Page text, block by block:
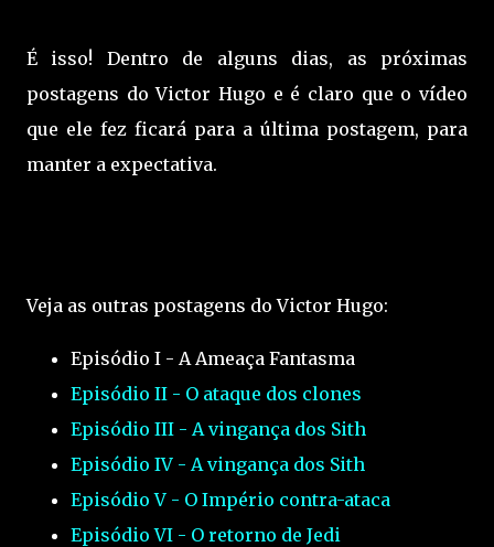
É isso! Dentro de alguns dias, as próximas
postagens do Victor Hugo e é claro que o vídeo
que ele fez ficará para a última postagem, para
manter a expectativa.
Veja as outras postagens do Victor Hugo:
Episódio I - A Ameaça Fantasma
Episódio II - O ataque dos clones
Episódio III - A vingança dos Sith
Episódio IV - A vingança dos Sith
Episódio V - O Império contra-ataca
Episódio VI - O retorno de Jedi